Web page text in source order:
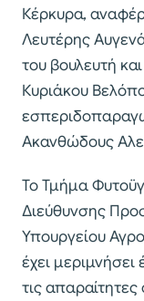
Κέρκυρα,
Λευτέρης
του βουλευτή
Κυριάκου
Ακανθώδους
Το Τμήμα
Διεύθυνσης
Υπουργείου
έχει μεριμνήσει
τις απαραίτητες